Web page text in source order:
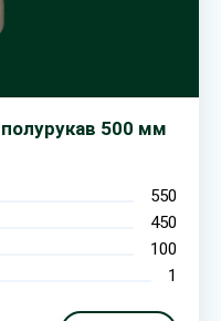
500 мм
550
450
100
1